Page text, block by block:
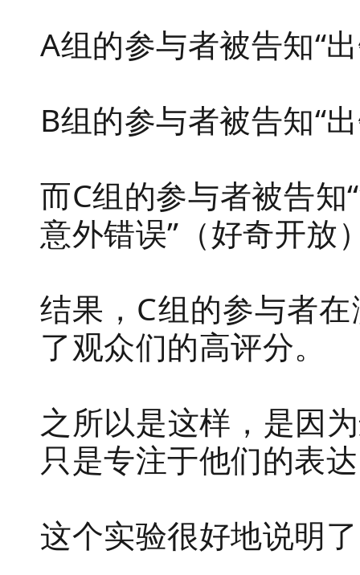
A组的参与者被告知“
B组的参与者被告知“
而C组的参与者被告
意外错误” （好奇开放
结果，C组的参与者
了观众们的高评分。
之所以是这样，是因
只是专注于他们的表
这个实验很好地说明